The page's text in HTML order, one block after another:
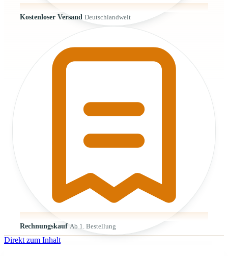
Kostenloser Versand Deutschlandweit
Rechnungskauf Ab 1. Bestellung
Direkt zum Inhalt